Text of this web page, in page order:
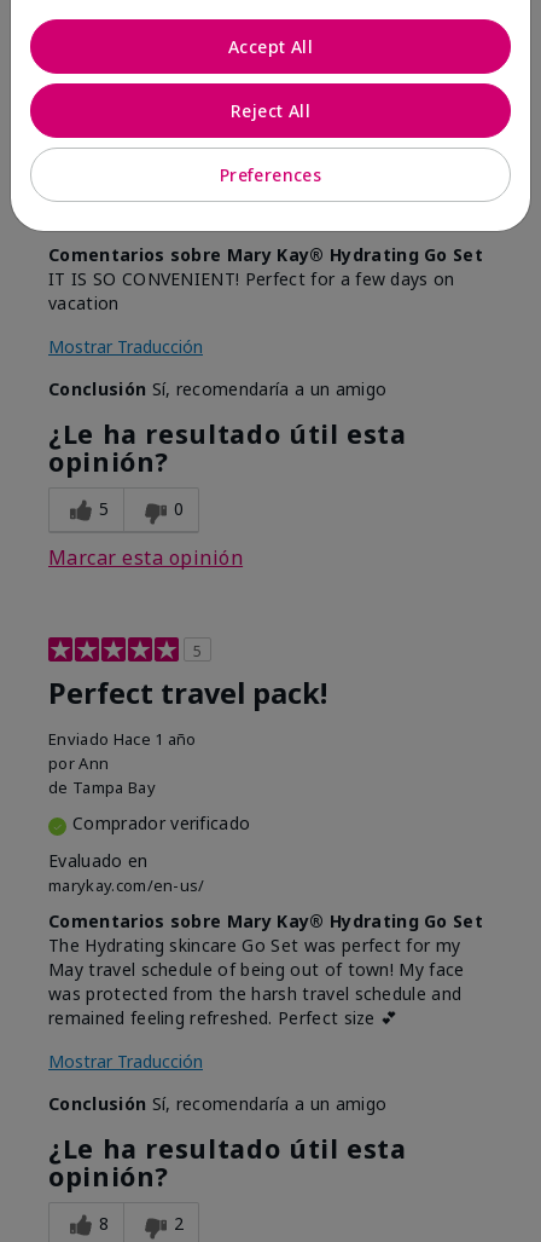
Travel
EnviadoHace 1 año
Comprador verificado
Evaluado en
Comentarios sobre Mary Kay® Hydrating Go Set
IT IS SO CONVENIENT! Perfect for a few days on
vacation
Mostrar Traducción
Conclusión Sí, recomendaría a un amigo
¿Le ha resultado útil esta
opinión?
5 0
Marcar esta opinión
5
Perfect travel pack!
Enviado Hace 1 año
porAnn
de Tampa Bay
Comprador verificado
Evaluado en
marykay.com/en-us/
Comentarios sobre Mary Kay® Hydrating Go Set
The Hydrating skincare Go Set was perfect for my
May travel schedule of being out of town! My face
was protected from the harsh travel schedule and
remained feeling refreshed. Perfect size 💕
Mostrar Traducción
Conclusión Sí, recomendaría a un amigo
¿Le ha resultado útil esta
opinión?
8 2
Preferences
Reject All
Accept All